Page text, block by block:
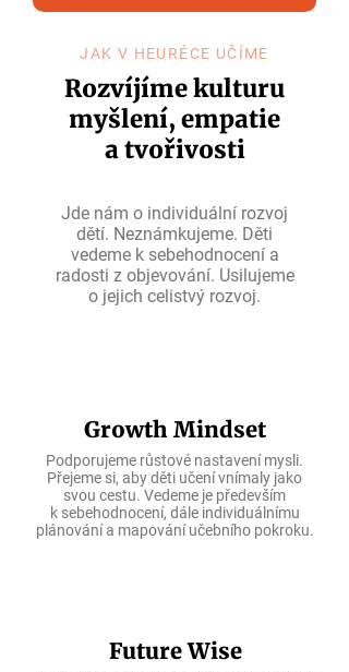
JAK V HEURÉCE UČÍME
Rozvíjíme kulturu
myšlení, empatie
a tvořivosti
Jde nám o individuální rozvoj
dětí. Neznámkujeme. Děti
vedeme k sebehodnocení a
radosti z objevování. Usilujeme
o jejich celistvý rozvoj.
Growth Mindset
Podporujeme růstové nastavení mysli.
Přejeme si, aby děti učení vnímaly jako
svou cestu. Vedeme je především
k sebehodnocení, dále individuálnímu
plánování a mapování učebního pokroku.
Future Wise